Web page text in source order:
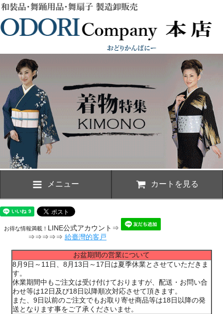
メニュー カートを見る
お得な情報満載！ LINE公式アカウント⇒
⇒⇒⇒⇒⇒ 給臺灣的客戸
お盆期間の営業について
8月9日～11日、8月13日～17日は夏季休業とさせていただきま
す。
休業期間中もご注文は受け付けておりますが、配送・お問い合
わせ等は12日及び18日以降順次対応させて頂きます。
また、9日以前のご注文でもお取り寄せ商品等は18日以降の発
送となります事をご了承くださいませ。